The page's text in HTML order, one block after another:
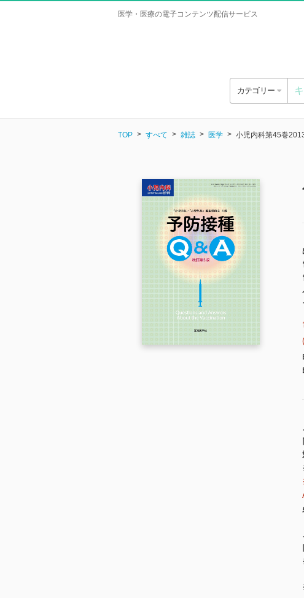
医学・医療の電子コンテンツ配信サービス
カテゴリー
TOP すべて 雑誌 医学 小児内科第45巻